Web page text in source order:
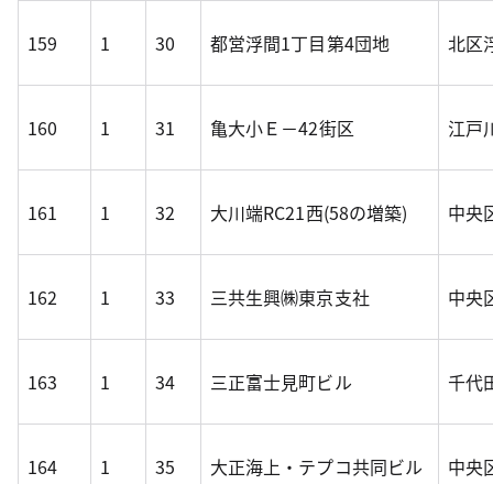
159 1 30 都営浮間1丁目第4団地 北区
160 1 31 亀大小Ｅ－42街区 江戸
161 1 32 大川端RC21西(58の増築) 中央
162 1 33 三共生興㈱東京支社 中央
163 1 34 三正富士見町ビル 千代
164 1 35 大正海上・テプコ共同ビル 中央